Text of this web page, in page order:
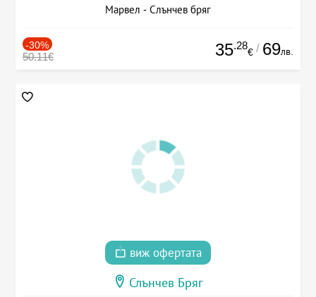
Марвел - Слънчев бряг
-30%
50.11€ 35.28
€ / 69лв.
виж офертата
Слънчев Бряг